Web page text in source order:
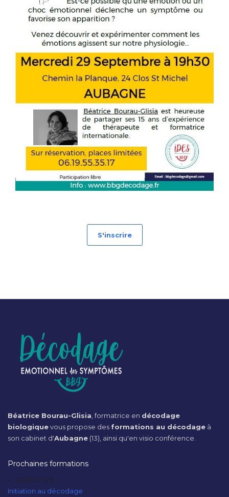
S'inscrire
Béatrice Bourau-Glisia , formatrice en décodage
biologiquevous propose des formations au décodage à
son cabinet d'Aubagne (13), ainsi qu'en visio conférence.
Prochaines formations
20/09/2026
Initiation au décodage